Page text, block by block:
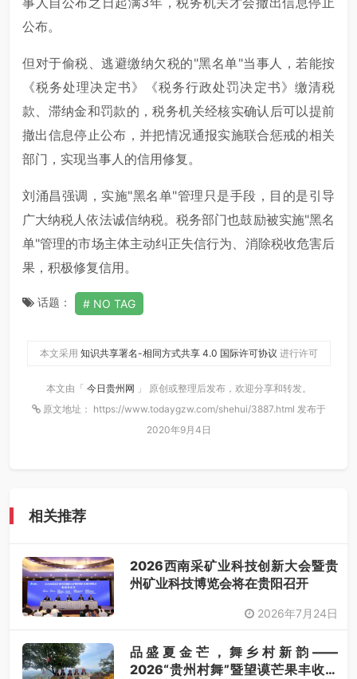
公布。
但对于偷税、逃避缴纳欠税的"黑名单"当事人，若能按
《税务处理决定书》《税务行政处罚决定书》缴清税
款、滞纳金和罚款的，税务机关经核实确认后可以提前
撤出信息停止公布，并把情况通报实施联合惩戒的相关
部门，实现当事人的信用修复。
刘涌昌强调，实施"黑名单"管理只是手段，目的是引导
广大纳税人依法诚信纳税。税务部门也鼓励被实施"黑名
单"管理的市场主体主动纠正失信行为、消除税收危害后
果，积极修复信用。
话题： NO TAG
本文采用 知识共享署名-相同方式共享 4.0 国际许可协议 进行许可
本文由「 今日贵州网 」 原创或整理后发布，欢迎分享和转发。
原文地址： https://www.todaygzw.com/shehui/3887.html 发布于
2020年9月4日
相关推荐
2026西南采矿业科技创新大会暨贵
州矿业科技博览会将在贵阳召开
2026年7月24日
品盛夏金芒，舞乡村新韵——
2026“贵州村舞”暨望谟芒果丰收季